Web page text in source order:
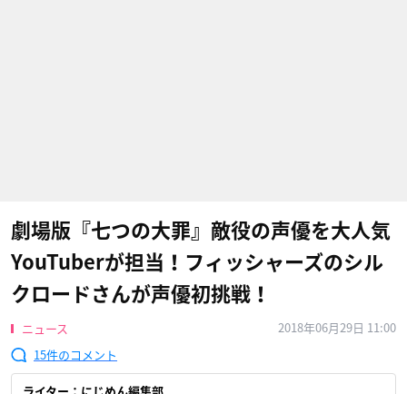
劇場版『七つの大罪』敵役の声優を大人気
YouTuberが担当！フィッシャーズのシル
クロードさんが声優初挑戦！
ニュース
2018年06月29日 11:00
15